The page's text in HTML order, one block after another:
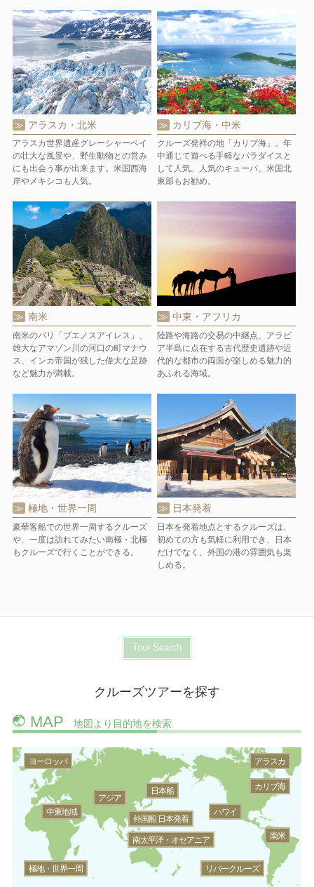
アラスカ・北米
アラスカ世界遺産グレーシャーベイ
の壮大な風景や、野生動物との営み
にも出会う事が出来ます。米国西海
岸やメキシコも人気。
カリブ海・中米
クルーズ発祥の地「カリブ海」。年
中通じて遊べる手軽なパラダイスと
して人気。人気のキューバ、米国北
東部もお勧め。
南米
南米のパリ「ブエノスアイレス」、
雄大なアマゾン川の河口の町マナウ
ス、インカ帝国が残した偉大な足跡
など魅力が満載。
中東・アフリカ
陸路や海路の交易の中継点、アラビ
ア半島に点在する古代歴史遺跡や近
代的な都市の両面が楽しめる魅力的
あふれる海域。
極地・世界一周
豪華客船での世界一周するクルーズ
や、一度は訪れてみたい南極・北極
もクルーズで行くことができる。
日本発着
日本を発着地点とするクルーズは、
初めての方も気軽に利用でき、日本
だけでなく、外国の港の雰囲気も楽
しめる。
Tour Search
クルーズツアーを探す
MAP 地図より目的地を検索
日本船
外国船 日本発着
ヨーロッパ
アジア
ハワイ
南太平洋・オセアニア
アラスカ
カリブ海
南米
中東地域
極地・世界一周 リバークルーズ